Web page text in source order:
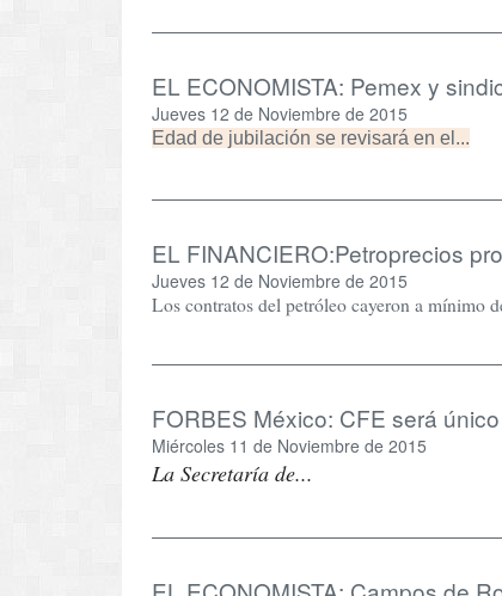
EL ECONOMISTA: Pemex y
Jueves 12 de Noviembre de 2015
Edad de jubilación se revisará en el...
EL FINANCIERO:Petroprecios
Jueves 12 de Noviembre de 2015
Los contratos del petróleo cayeron a mínimo
FORBES México: CFE será
Miércoles 11 de Noviembre de 2015
La Secretaría de...